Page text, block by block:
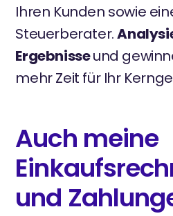
Ihren Kunden sowie
Steuerberater.
Ergebnisseund
mehr Zeit für Ihr
Auch meine
und